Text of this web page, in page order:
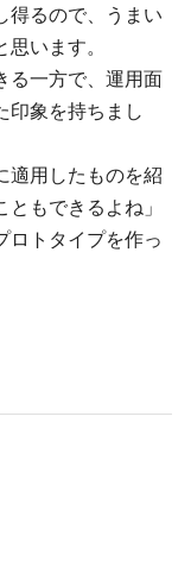
得るので、うまい
います。
る一方で、運用面
印象を持ちまし
適用したものを紹
もできるよね」
ロトタイプを作っ